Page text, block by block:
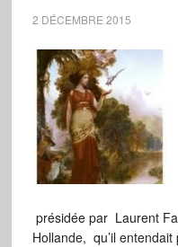
2 DÉCEMBRE 2015
présidée par Laurent
Hollande, qu’il